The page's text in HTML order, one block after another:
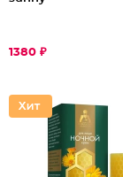
1380 ₽